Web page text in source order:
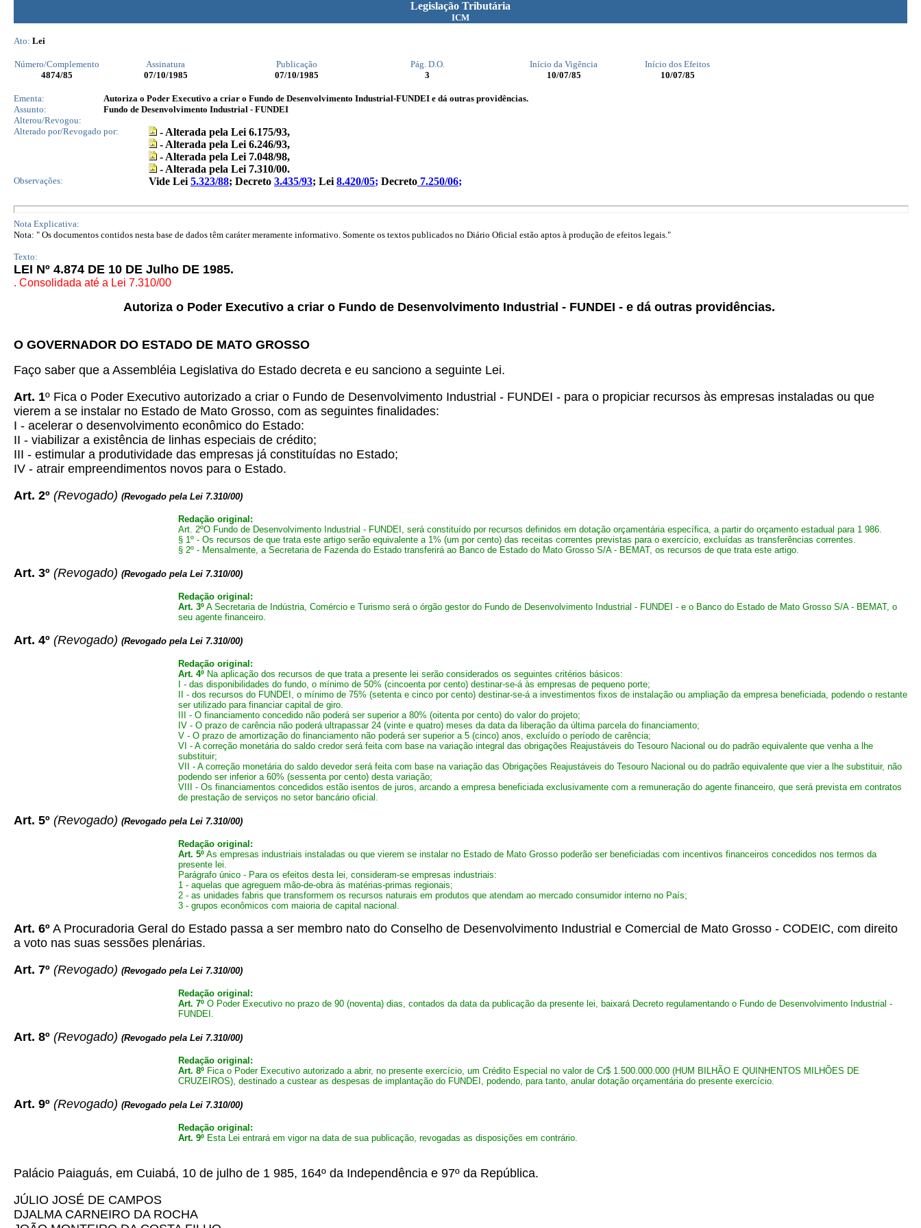
Legislação Tributária
ICM
Ato: Lei
Número/Complemento Assinatura Publicação Pág. D.O. Início da Vigência
Início dos Efeitos
4874/85 07/10/1985 07/10/1985 3 10/07/85 10/07/85
Ementa:
Autoriza o Poder Executivo a criar o Fundo de Desenvolvimento Industrial-FUNDEI e dá outras providências.
Assunto:
Fundo de Desenvolvimento Industrial - FUNDEI
Alterou/Revogou:
Alterado por/Revogado por:
- Alterada pela Lei 6.175/93,
- Alterada pela Lei 6.246/93,
- Alterada pela Lei 7.048/98,
- Alterada pela Lei 7.310/00.
Observações: Vide Lei 5.323/88; Decreto 3.435/93; Lei 8.420/05; Decreto 7.250/06;
Nota Explicativa:
Nota: " Os documentos contidos nesta base de dados têm caráter meramente informativo. Somente os textos publicados no Diário Oficial estão aptos à produção de efeitos legais."
Texto:
LEI Nº 4.874 DE 10 DE Julho DE 1985.
. Consolidada até a Lei 7.310/00
Autoriza o Poder Executivo a criar o Fundo de Desenvolvimento Industrial - FUNDEI - e dá outras providências.
O GOVERNADOR DO ESTADO DE MATO GROSSO
Faço saber que a Assembléia Legislativa do Estado decreta e eu sanciono a seguinte Lei.
Art. 1º Fica o Poder Executivo autorizado a criar o Fundo de Desenvolvimento Industrial - FUNDEI - para o propiciar recursos às empresas instaladas ou que
vierem a se instalar no Estado de Mato Grosso, com as seguintes finalidades:
I - acelerar o desenvolvimento econômico do Estado:
II - viabilizar a existência de linhas especiais de crédito;
III - estimular a produtividade das empresas já constituídas no Estado;
IV - atrair empreendimentos novos para o Estado.
Art. 2º (Revogado) (Revogado pela Lei 7.310/00)
Redação original:
Art. 2ºO Fundo de Desenvolvimento Industrial - FUNDEI, será constituído por recursos definidos em dotação orçamentária específica, a partir do orçamento estadual para 1 986.
§ 1º - Os recursos de que trata este artigo serão equivalente a 1% (um por cento) das receitas correntes previstas para o exercício, excluídas as transferências correntes.
§ 2º - Mensalmente, a Secretaria de Fazenda do Estado transferirá ao Banco de Estado do Mato Grosso S/A - BEMAT, os recursos de que trata este artigo.
Art. 3º (Revogado) (Revogado pela Lei 7.310/00)
Redação original:
Art. 3º A Secretaria de Indústria, Comércio e Turismo será o órgão gestor do Fundo de Desenvolvimento Industrial - FUNDEI - e o Banco do Estado de Mato Grosso S/A - BEMAT, o
seu agente financeiro.
Art. 4º (Revogado) (Revogado pela Lei 7.310/00)
Redação original:
Art. 4º Na aplicação dos recursos de que trata a presente lei serão considerados os seguintes critérios básicos:
I - das disponibilidades do fundo, o mínimo de 50% (cincoenta por cento) destinar-se-á às empresas de pequeno porte;
II - dos recursos do FUNDEI, o mínimo de 75% (setenta e cinco por cento) destinar-se-á a investimentos fixos de instalação ou ampliação da empresa beneficiada, podendo o restante
ser utilizado para financiar capital de giro.
III - O financiamento concedido não poderá ser superior a 80% (oitenta por cento) do valor do projeto;
IV - O prazo de carência não poderá ultrapassar 24 (vinte e quatro) meses da data da liberação da última parcela do financiamento;
V - O prazo de amortização do financiamento não poderá ser superior a 5 (cinco) anos, excluído o período de carência;
VI - A correção monetária do saldo credor será feita com base na variação integral das obrigações Reajustáveis do Tesouro Nacional ou do padrão equivalente que venha a lhe
substituir;
VII - A correção monetária do saldo devedor será feita com base na variação das Obrigações Reajustáveis do Tesouro Nacional ou do padrão equivalente que vier a lhe substituir, não
podendo ser inferior a 60% (sessenta por cento) desta variação;
VIII - Os financiamentos concedidos estão isentos de juros, arcando a empresa beneficiada exclusivamente com a remuneração do agente financeiro, que será prevista em contratos
de prestação de serviços no setor bancário oficial.
Art. 5º (Revogado) (Revogado pela Lei 7.310/00)
Redação original:
Art. 5º As empresas industriais instaladas ou que vierem se instalar no Estado de Mato Grosso poderão ser beneficiadas com incentivos financeiros concedidos nos termos da
presente lei.
Parágrafo único - Para os efeitos desta lei, consideram-se empresas industriais:
1 - aquelas que agreguem mão-de-obra às matérias-primas regionais;
2 - as unidades fabris que transformem os recursos naturais em produtos que atendam ao mercado consumidor interno no País;
3 - grupos econômicos com maioria de capital nacional.
Art. 6º A Procuradoria Geral do Estado passa a ser membro nato do Conselho de Desenvolvimento Industrial e Comercial de Mato Grosso - CODEIC, com direito
a voto nas suas sessões plenárias.
Art. 7º (Revogado) (Revogado pela Lei 7.310/00)
Redação original:
Art. 7º O Poder Executivo no prazo de 90 (noventa) dias, contados da data da publicação da presente lei, baixará Decreto regulamentando o Fundo de Desenvolvimento Industrial -
FUNDEI.
Art. 8º (Revogado) (Revogado pela Lei 7.310/00)
Redação original:
Art. 8º Fica o Poder Executivo autorizado a abrir, no presente exercício, um Crédito Especial no valor de Cr$ 1.500.000.000 (HUM BILHÃO E QUINHENTOS MILHÕES DE
CRUZEIROS), destinado a custear as despesas de implantação do FUNDEI, podendo, para tanto, anular dotação orçamentária do presente exercício.
Art. 9º (Revogado) (Revogado pela Lei 7.310/00)
Redação original:
Art. 9º Esta Lei entrará em vigor na data de sua publicação, revogadas as disposições em contrário.
Palácio Paiaguás, em Cuiabá, 10 de julho de 1 985, 164º da Independência e 97º da República.
JÚLIO JOSÉ DE CAMPOS
DJALMA CARNEIRO DA ROCHA